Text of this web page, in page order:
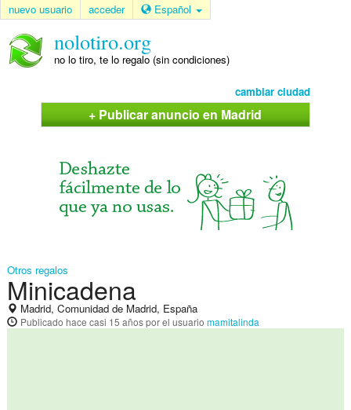
nuevo usuario acceder Español
nolotiro.org
no lo tiro, te lo regalo (sin condiciones)
cambiar ciudad
+ Publicar anuncio en Madrid
Otros regalos
Minicadena
Madrid, Comunidad de Madrid, España
Publicado hace casi 15 añospor el usuario mamitalinda